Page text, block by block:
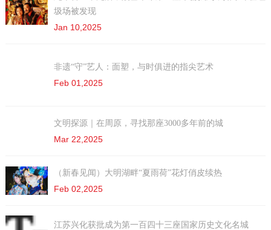
圾场被发现
Jan 10,2025
非遗“守”艺人：面塑，与时俱进的指尖艺术
Feb 01,2025
文明探源｜在周原，寻找那座3000多年前的城
Mar 22,2025
（新春见闻）大明湖畔“夏雨荷”花灯俏皮续热
Feb 02,2025
江苏兴化获批成为第一百四十三座国家历史文化名城